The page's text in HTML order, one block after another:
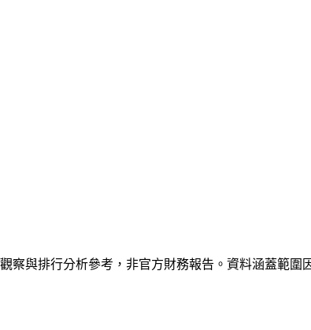
察與排行分析參考，非官方財務報告。資料涵蓋範圍